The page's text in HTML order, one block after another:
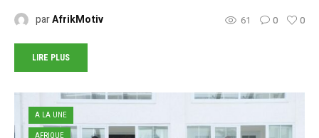
parAfrikMotiv 61 0 0
LIRE PLUS
A LA UNE
AFRIQUE